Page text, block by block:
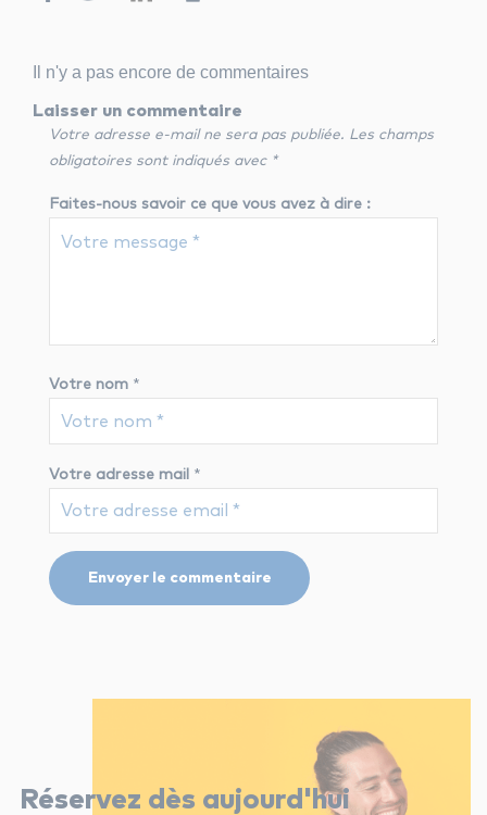
Il n'y a pas encore de commentaires
Laisser un commentaire
Votre adresse e-mail ne sera pas publiée. Les champs
obligatoires sont indiqués avec *
Faites-nous savoir ce que vous avez à dire :
Votre nom *
Votre adresse mail *
Réservez dès aujourd'hui